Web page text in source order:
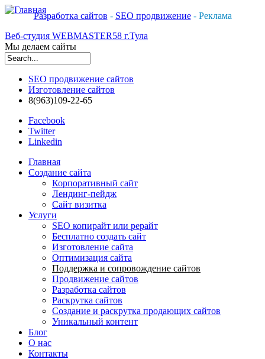
Разработка сайтов - SEO продвижение- Реклама
Веб-студия WEBMASTER58 г.Тула
Мы делаем сайты
SEO продвижение сайтов
Изготовление сайтов
8(963)109-22-65
Facebook
Twitter
Linkedin
Главная
Создание сайта
Корпоративный сайт
Лендинг-пейдж
Сайт визитка
Услуги
SEO копирайт или рерайт
Бесплатно создать сайт
Изготовление сайта
Оптимизация сайта
Поддержка и сопровождение сайтов
Продвижение сайтов
Разработка сайтов
Раскрутка сайтов
Создание и раскрутка продающих сайтов
Уникальный контент
Блог
О нас
Контакты